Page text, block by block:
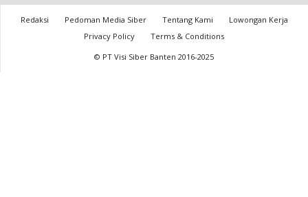
Redaksi Pedoman Media Siber Tentang Kami
Lowongan Kerja
Privacy Policy
Terms & Conditions
© PT Visi Siber Banten 2016-2025